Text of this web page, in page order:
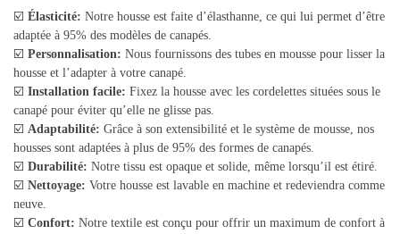
☑️ Élasticité: Notre housse est faite d’élasthanne, ce qui lui permet d’être
adaptée à 95% des modèles de canapés.
☑️ Personnalisation: Nous fournissons des tubes en mousse pour lisser la
housse et l’adapter à votre canapé.
☑️ Installation facile: Fixez la housse avec les cordelettes situées sous le
canapé pour éviter qu’elle ne glisse pas.
☑️ Adaptabilité: Grâce à son extensibilité et le système de mousse, nos
housses sont adaptées à plus de 95% des formes de canapés.
☑️ Durabilité: Notre tissu est opaque et solide, même lorsqu’il est étiré.
☑️ Nettoyage: Votre housse est lavable en machine et redeviendra comme
neuve.
☑️ Confort: Notre textile est conçu pour offrir un maximum de confort à